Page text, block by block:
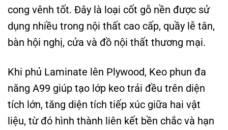
cong vênh tốt. Đây là loại cốt gỗ nền được sử
dụng nhiều trong nội thất cao cấp, quầy lễ tân,
bàn hội nghị, cửa và đồ nội thất thương mại.
Khi phủ Laminate lên Plywood, Keo phun đa
năng A99 giúp tạo lớp keo trải đều trên diện
tích lớn, tăng diện tích tiếp xúc giữa hai vật
liệu, từ đó hình thành liên kết bền chắc và hạn